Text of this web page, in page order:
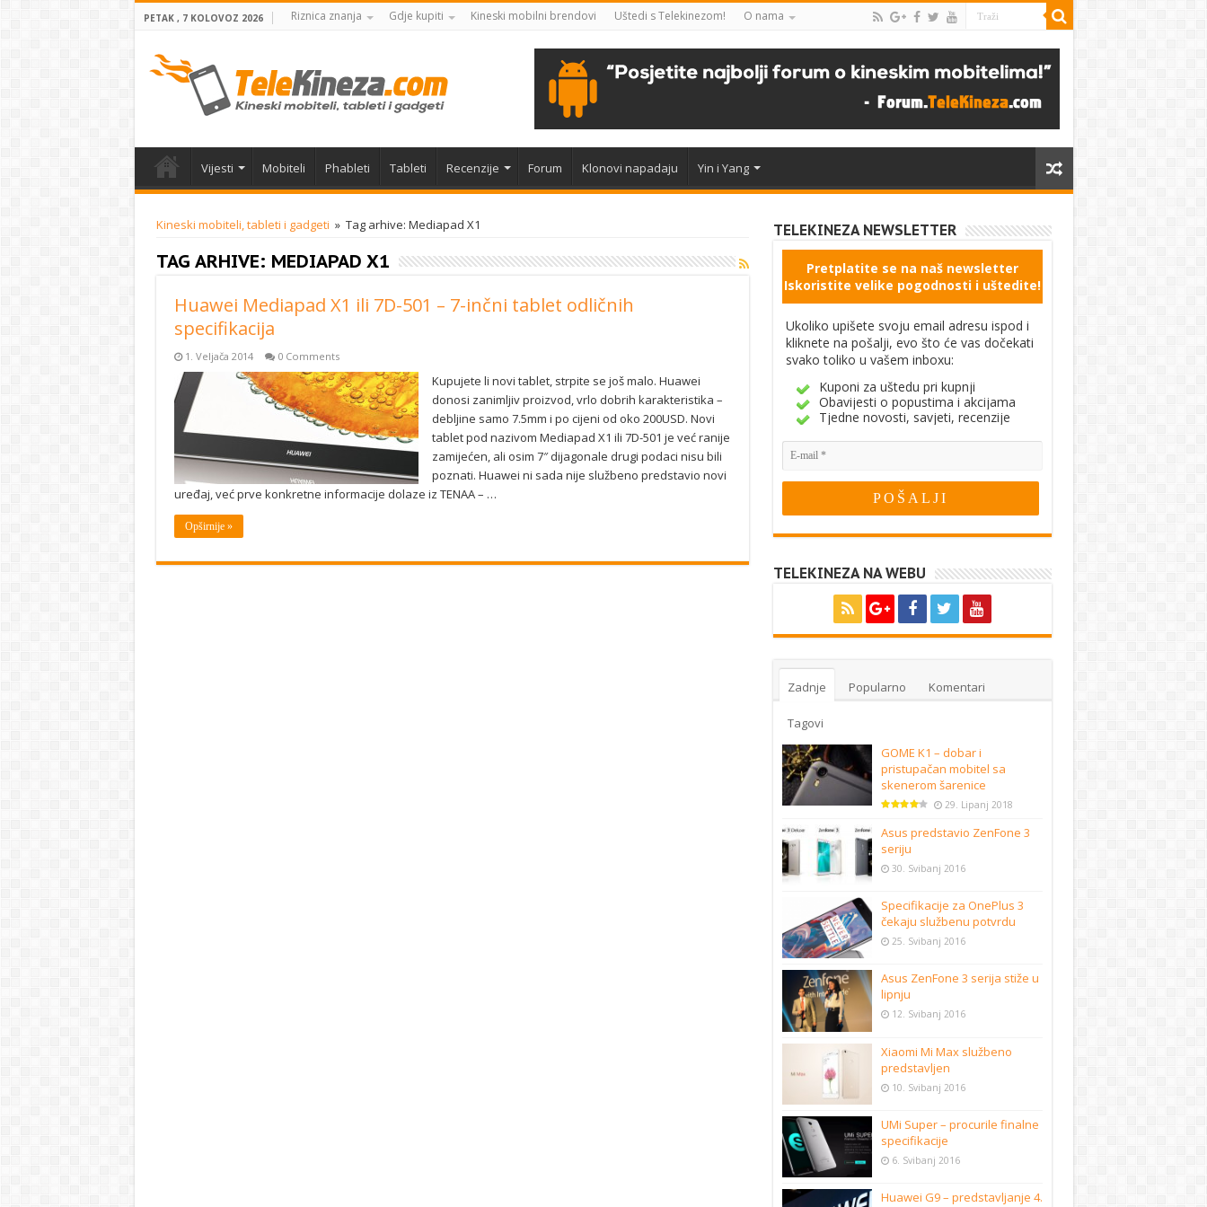
PETAK , 7 KOLOVOZ 2026 Riznica znanja Gdje kupiti Kineski mobilni brendovi Uštedi s Telekinezom! O nama
Vijesti Mobiteli Phableti Tableti Recenzije Forum Klonovi napadaju Yin i Yang
Kineski mobiteli, tableti i gadgeti » Tag arhive: Mediapad X1
TAG ARHIVE: MEDIAPAD X1
Huawei Mediapad X1 ili 7D-501 – 7-inčni tablet odličnih
specifikacija
1. Veljača 2014 0 Comments
Kupujete li novi tablet, strpite se još malo. Huawei
donosi zanimljiv proizvod, vrlo dobrih karakteristika –
debljine samo 7.5mm i po cijeni od oko 200USD. Novi
tablet pod nazivom Mediapad X1 ili 7D-501 je već ranije
zamijećen, ali osim 7″ dijagonale drugi podaci nisu bili
poznati. Huawei ni sada nije službeno predstavio novi
uređaj, već prve konkretne informacije dolaze iz TENAA – …
Opširnije »
TELEKINEZA NEWSLETTER
Pretplatite se na naš newsletter
Iskoristite velike pogodnosti i uštedite!
Ukoliko upišete svoju email adresu ispod i
kliknete na pošalji, evo što će vas dočekati
svako toliko u vašem inboxu:
Kuponi za uštedu pri kupnji
Obavijesti o popustima i akcijama
Tjedne novosti, savjeti, recenzije
TELEKINEZA NA WEBU
Zadnje Popularno Komentari
Tagovi
GOME K1 – dobar i
pristupačan mobitel sa
skenerom šarenice
29. Lipanj 2018
Asus predstavio ZenFone 3
seriju
30. Svibanj 2016
Specifikacije za OnePlus 3
čekaju službenu potvrdu
25. Svibanj 2016
Asus ZenFone 3 serija stiže u
lipnju
12. Svibanj 2016
Xiaomi Mi Max službeno
predstavljen
10. Svibanj 2016
UMi Super – procurile finalne
specifikacije
6. Svibanj 2016
Huawei G9 – predstavljanje 4.